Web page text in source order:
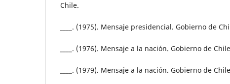
Chile.
____. (1975). Mensaje presidencial. Gobierno de
____. (1976). Mensaje a la nación. Gobierno de
____. (1979). Mensaje a la nación. Gobierno de